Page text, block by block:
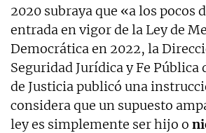
2020 subraya que «a los pocos
entrada en vigor de la Ley de
Democrática en 2022, la
Seguridad Jurídica y Fe
de Justicia publicó una
considera que un supuesto
ley es simplemente ser hijo o